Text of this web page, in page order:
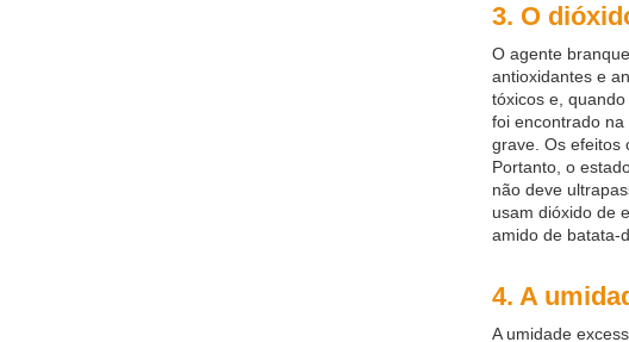
3. O
O agente
antioxidantes e
tóxicos e,
foi encontrado
grave. Os efeitos
Portanto, o
não deve
usam dióxido de
amido de batata-
4. A
A umidade